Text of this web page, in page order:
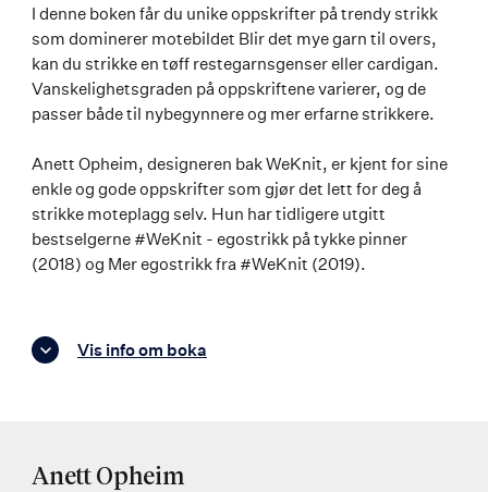
I denne boken får du unike oppskrifter på trendy strikk
som dominerer motebildet Blir det mye garn til overs,
kan du strikke en tøff restegarnsgenser eller cardigan.
Vanskelighetsgraden på oppskriftene varierer, og de
passer både til nybegynnere og mer erfarne strikkere.
Anett Opheim, designeren bak WeKnit, er kjent for sine
enkle og gode oppskrifter som gjør det lett for deg å
strikke moteplagg selv. Hun har tidligere utgitt
bestselgerne #WeKnit - egostrikk på tykke pinner
(2018) og Mer egostrikk fra #WeKnit (2019).
Vis info om boka
Anett Opheim